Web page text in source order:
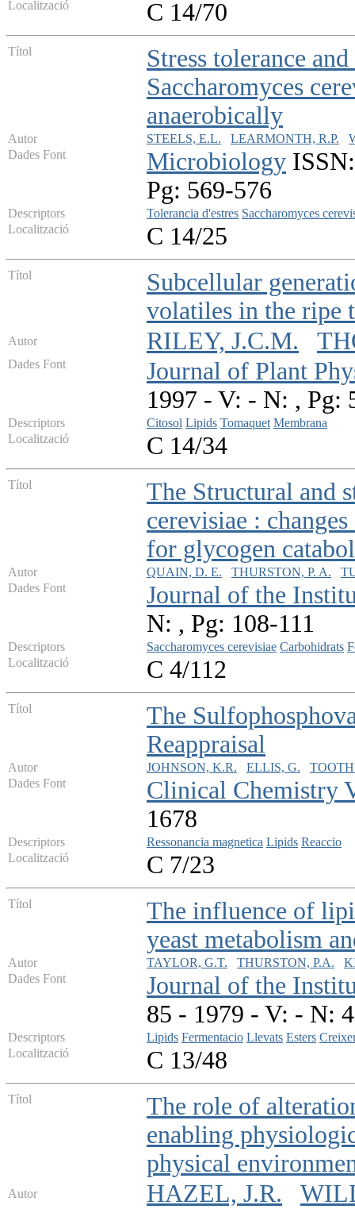
Localització C 14/70
Títol
Stress tolerance
Saccharomyces
anaerobically
Autor STEELS, E.L. LEARMONTH, R.P.
Dades Font
Microbiology
Pg: 569-576
Descriptors Tolerancia d'estres Saccharomyces
Localització
C 14/25
Títol
Subcellular
volatiles in the ripe
Autor RILEY, J.C.M.
Dades Font
Journal of Plant
1997 - V: - N: , Pg:
Descriptors Citosol Lipids Tomaquet Membrana
Localització
C 14/34
Títol
The Structural and
cerevisiae :
for glycogen
Autor QUAIN, D. E. THURSTON, P. A.
Dades Font
Journal of the
N: , Pg: 108-111
Descriptors Saccharomyces cerevisiae Carbohidrats
Localització
C 4/112
Títol
The
Reappraisal
Autor JOHNSON, K.R. ELLIS, G.
Dades Font
Clinical Chemistry
1678
Descriptors Ressonancia magnetica Lipids Reaccio
Localització
C 7/23
Títol
The influence of
yeast metabolism
Autor TAYLOR, G.T. THURSTON, P.A.
Dades Font
Journal of the
85 - 1979 - V: - N:
Descriptors Lipids Fermentacio Llevats Esters
Localització
C 13/48
Títol
The role of
enabling
physical
Autor HAZEL, J.R.